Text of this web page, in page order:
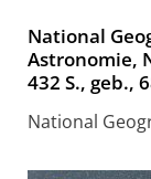
National
Astronomie,
432 S., geb.,
National